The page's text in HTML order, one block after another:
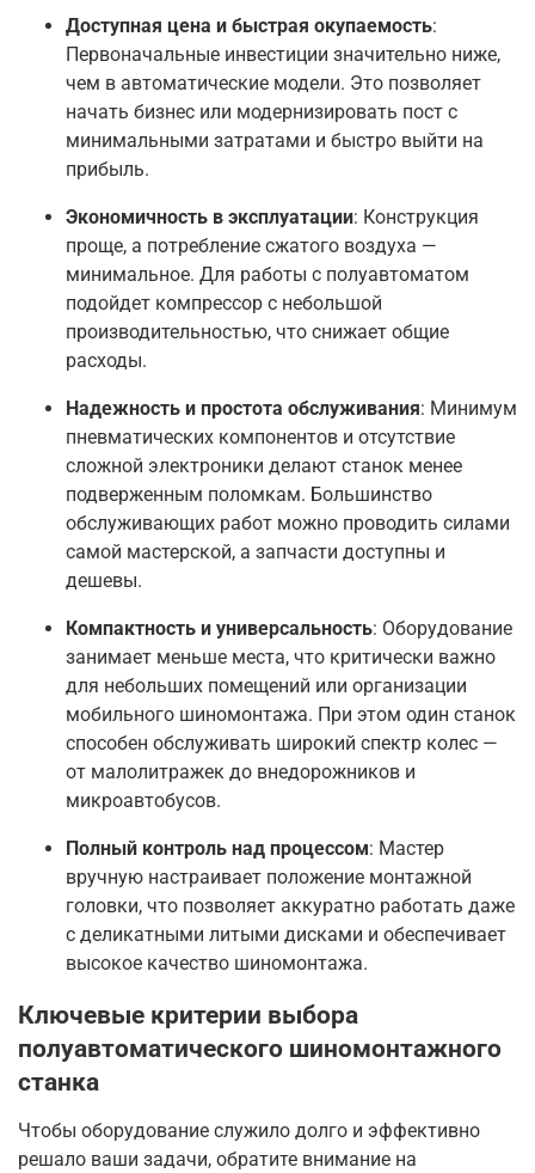
Доступная цена и быстрая окупаемость:
Первоначальные инвестиции значительно ниже,
чем в автоматические модели. Это позволяет
начать бизнес или модернизировать пост с
минимальными затратами и быстро выйти на
прибыль.
Экономичность в эксплуатации: Конструкция
проще, а потребление сжатого воздуха —
минимальное. Для работы с полуавтоматом
подойдет компрессор с небольшой
производительностью, что снижает общие
расходы.
Надежность и простота обслуживания: Минимум
пневматических компонентов и отсутствие
сложной электроники делают станок менее
подверженным поломкам. Большинство
обслуживающих работ можно проводить силами
самой мастерской, а запчасти доступны и
дешевы.
Компактность и универсальность: Оборудование
занимает меньше места, что критически важно
для небольших помещений или организации
мобильного шиномонтажа. При этом один станок
способен обслуживать широкий спектр колес —
от малолитражек до внедорожников и
микроавтобусов.
Полный контроль над процессом: Мастер
вручную настраивает положение монтажной
головки, что позволяет аккуратно работать даже
с деликатными литыми дисками и обеспечивает
высокое качество шиномонтажа.
Ключевые критерии выбора
полуавтоматического шиномонтажного
станка
Чтобы оборудование служило долго и эффективно
решало ваши задачи, обратите внимание на